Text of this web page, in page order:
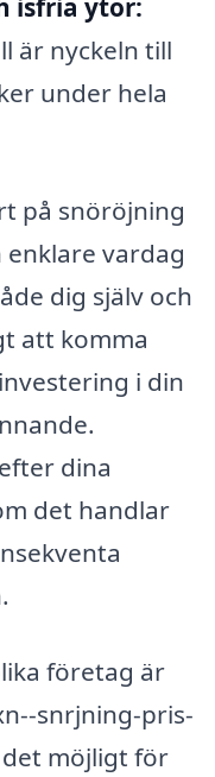
är nyckeln till
under hela
på snöröjning
vardag
dig själv och
att komma
i din
dina
det handlar
företag är
snrjning-pris-
möjligt för